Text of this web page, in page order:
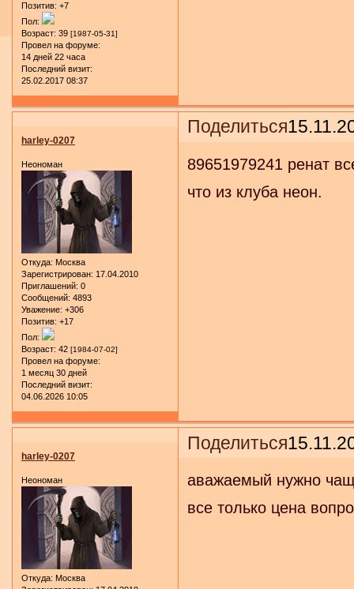
Позитив: +7
Пол:
Возраст: 39 [1987-05-31]
Провел на форуме:
14 дней 22 часа
Последний визит:
25.02.2017 08:37
Поделиться
harley-0207
Неономан
Откуда: Москва
Зарегистрирован: 17.04.2010
Приглашений: 0
Сообщений: 4893
Уважение: +306
Позитив: +17
Пол:
Возраст: 42 [1984-07-02]
Провел на форуме:
1 месяц 30 дней
Последний визит:
04.06.2026 10:05
89651979241 ренат
что из клуба неон.
Поделиться
harley-0207
Неономан
Откуда: Москва
аважаемый нужно
все только цена